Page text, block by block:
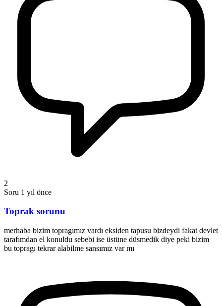
2
Soru 1 yıl önce
Toprak sorunu
merhaba bizim topragımız vardı eksiden tapusu bizdeydi fakat devlet
tarafımdan el konuldu sebebi ise üstüne düsmedik diye peki bizim
bu topragı tekrar alabilme sansımız var mı